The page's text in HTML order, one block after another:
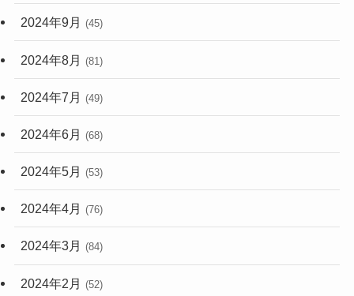
2024年9月 (45)
2024年8月 (81)
2024年7月 (49)
2024年6月 (68)
2024年5月 (53)
2024年4月 (76)
2024年3月 (84)
2024年2月 (52)